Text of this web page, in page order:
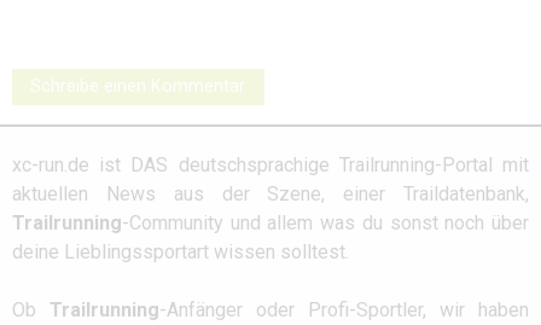
Schreibe einen Kommentar
xc-run.de ist DAS deutschsprachige Trailrunning-Portal mit
aktuellen News aus der Szene, einer Traildatenbank,
Trailrunning-Community und allem was du sonst noch über
deine Lieblingssportart wissen solltest.
Ob Trailrunning-Anfänger oder Profi-Sportler, wir haben